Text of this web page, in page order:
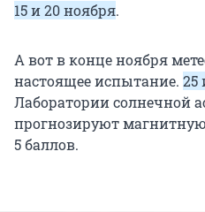
15 и 20 ноября.
А вот в конце ноября
настоящее испытание. 25
Лаборатории солнечной
прогнозируют магнитную
5 баллов.